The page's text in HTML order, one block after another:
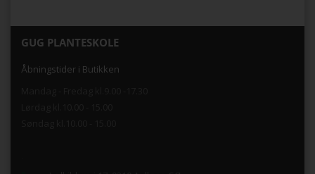
GUG PLANTESKOLE
Åbningstider i Butikken